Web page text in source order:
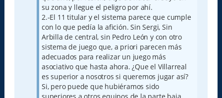
su zona y llegue el peligro por ahí.
2.-El 11 titular y el sistema parece que cumple
con lo que pedía la afición. Sin Sergi, Sin
Arbilla de central, sin Pedro León y con otro
sistema de juego que, a priori parecen más
adecuados para realizar un juego más
asociativo que hasta ahora. ¿Que el Villarreal
es superior a nosotros si queremos jugar así?
Si, pero puede que hubiéramos sido